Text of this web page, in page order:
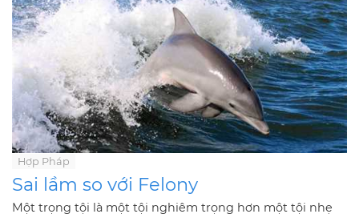
Hợp Pháp
Sai lầm so với Felony
Một trọng tội là một tội nghiêm trọng hơn một tội nhẹ